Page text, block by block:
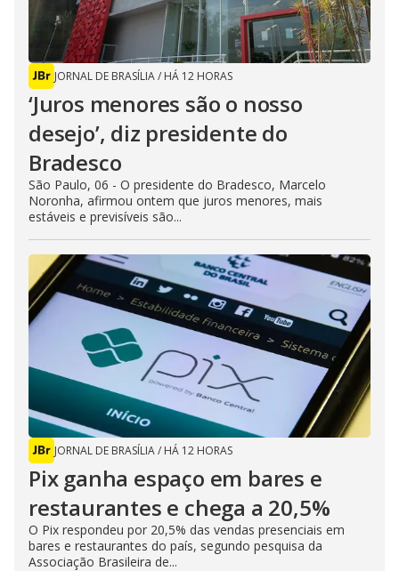
JORNAL DE BRASÍLIA/ HÁ 12 HORAS
‘Juros menores são o nosso
desejo’, diz presidente do
Bradesco
São Paulo, 06 - O presidente do Bradesco, Marcelo
Noronha, afirmou ontem que juros menores, mais
estáveis e previsíveis são...
JORNAL DE BRASÍLIA/ HÁ 12 HORAS
Pix ganha espaço em bares e
restaurantes e chega a 20,5%
O Pix respondeu por 20,5% das vendas presenciais em
bares e restaurantes do país, segundo pesquisa da
Associação Brasileira de...